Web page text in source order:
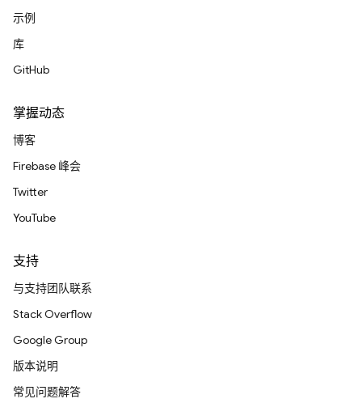
示例
库
GitHub
掌握动态
博客
Firebase 峰会
Twitter
YouTube
支持
与支持团队联系
Stack Overflow
Google Group
版本说明
常见问题解答